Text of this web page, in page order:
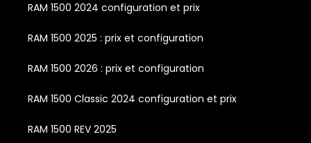
RAM 1500 2024 configuration et prix
RAM 1500 2025 : prix et configuration
RAM 1500 2026 : prix et configuration
RAM 1500 Classic 2024 configuration et prix
RAM 1500 REV 2025